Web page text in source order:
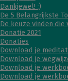
Dankjewel! :)
De 5 Belangrijkste
De keuze vinden
Donatie 2021
Donaties
Download je
Download je
Download je
Download je